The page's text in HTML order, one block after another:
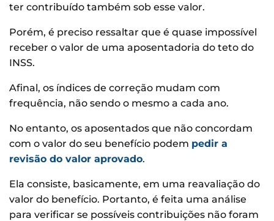
ter contribuído também sob esse valor.
Porém, é preciso ressaltar que é quase impossível
receber o valor de uma aposentadoria do teto do
INSS.
Afinal, os índices de correção mudam com
frequência, não sendo o mesmo a cada ano.
No entanto, os aposentados que não concordam
com o valor do seu benefício podem pedir a
revisão do valor aprovado.
Ela consiste, basicamente, em uma reavaliação do
valor do benefício. Portanto, é feita uma análise
para verificar se possíveis contribuições não foram